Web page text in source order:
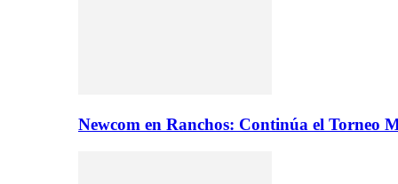
Newcom en Ranchos: Continúa el Torneo